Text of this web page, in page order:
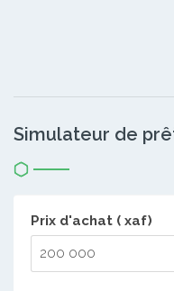
Simulateur de
Prix d'achat ( xaf)